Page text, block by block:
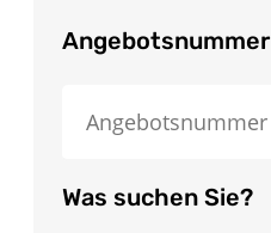
Angebotsnummer
Was suchen Sie?